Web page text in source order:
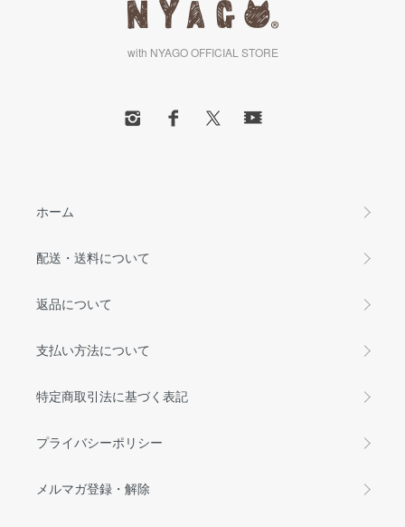
with NYAGO OFFICIAL STORE
ホーム
配送・送料について
返品について
支払い方法について
特定商取引法に基づく表記
プライバシーポリシー
メルマガ登録・解除